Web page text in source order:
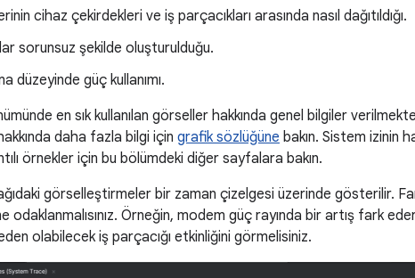
cihaz çekirdekleri ve iş parçacıkları arasında nasıl dağıtıldığı.
sorunsuz şekilde oluşturulduğu.
düzeyinde güç kullanımı.
en sık kullanılan görseller hakkında genel bilgiler
daha fazla bilgi için grafik sözlüğüne bakın. Sistem izinin
örnekler için bu bölümdeki diğer sayfalara bakın.
görselleştirmeler bir zaman çizelgesi üzerinde gösterilir.
odaklanmalısınız. Örneğin, modem güç rayında bir artış fark
olabilecek iş parçacığı etkinliğini görmelisiniz.